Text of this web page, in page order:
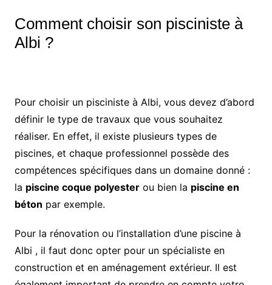
Comment choisir son pisciniste à
Albi ?
Pour choisir un pisciniste à Albi, vous devez d’abord
définir le type de travaux que vous souhaitez
réaliser. En effet, il existe plusieurs types de
piscines, et chaque professionnel possède des
compétences spécifiques dans un domaine donné :
la piscine coque polyesterou bien la piscine en
béton par exemple.
Pour la rénovation ou l’installation d’une piscine à
Albi , il faut donc opter pour un spécialiste en
construction et en aménagement extérieur. Il est